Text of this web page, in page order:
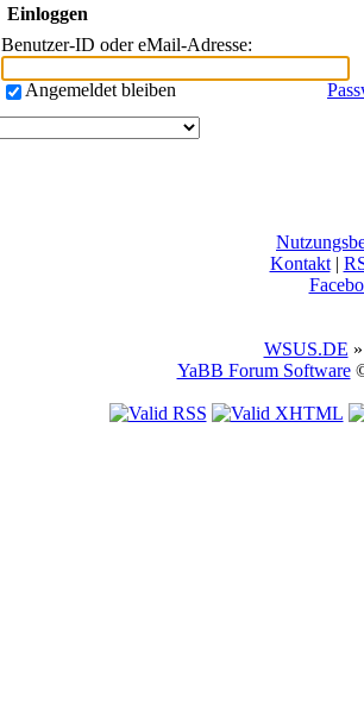
Einloggen
Benutzer-ID oder eMail-Adresse:
Angemeldet bleiben
Kontakt|
WSUS.DE
YaBB Forum Software©